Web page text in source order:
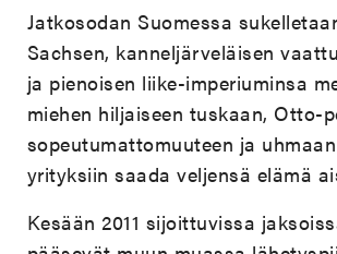
Jatkosodan Suomessa
Sachsen, kanneljärveläisen
ja pienoisen liike-imperiuminsa
miehen hiljaiseen tuskaan, Otto-
sopeutumattomuuteen ja
yrityksiin saada veljensä elämä
Kesään 2011 sijoittuvissa